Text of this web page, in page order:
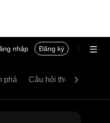
nhập Đăng ký
phá Câu hỏi thường gặp